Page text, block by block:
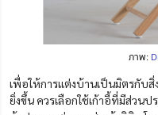
ภาพ:
เพื่อให้การแต่งบ้านเป็นมิตรกับ
ยิ่งขึ้น ควรเลือกใช้เก้าอี้ที่มีส่วน